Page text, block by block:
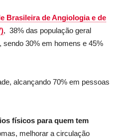
Brasileira de Angiologia e de
, 38% das população geral
sendo 30% em homens e 45%
alcançando 70% em pessoas
físicos para quem tem
melhorar a circulação